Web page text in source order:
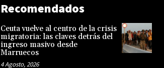
Recomendados
Ceuta vuelve al centro de la crisis
migratoria: las claves detrás del
ingreso masivo desde
Marruecos
4 Agosto, 2026